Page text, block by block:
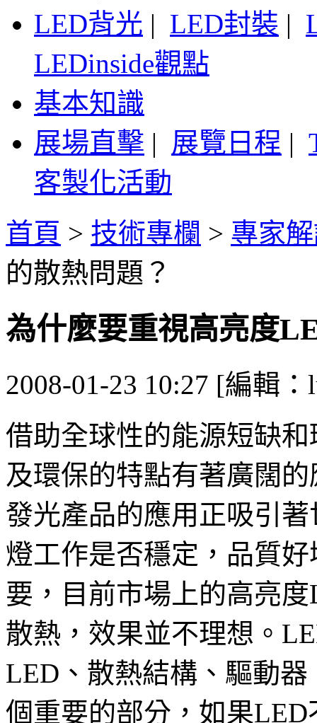
LED背光 | LED封裝 |
LEDinside觀點
基本知識
展場直擊 | 展覽日程 |
客製化活動
首頁 > 技術專欄 > 專家
的散熱問題？
為什麼要重視高亮度
2008-01-23 10:27 [編輯：
借助全球性的能源短缺
及環保的特點有著廣闊
發光產品的應用正吸引
燈工作是否穩定，品質
要，目前市場上的高亮
散熱，效果並不理想。
LED、散熱結構、驅動
個重要的部分，如果